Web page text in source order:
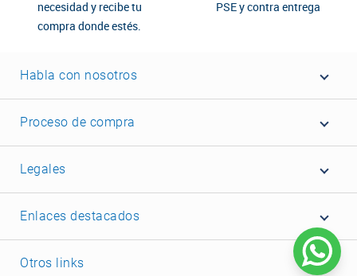
necesidad y recibe tu
compra donde estés.
PSE y contra entrega
Habla con nosotros
Proceso de compra
Legales
Enlaces destacados
Otros links